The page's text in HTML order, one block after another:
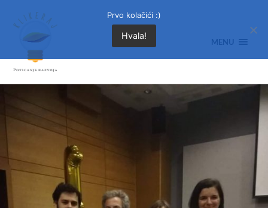
MENU
Prvo kolačići :)
Hvala!